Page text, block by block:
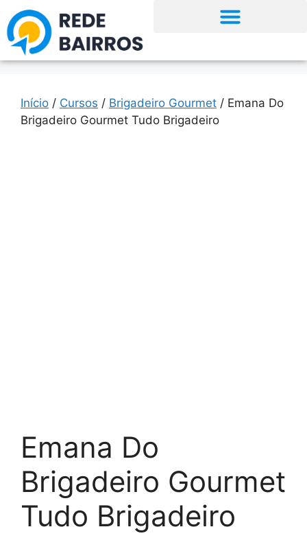
Início / Cursos / Brigadeiro Gourmet / Emana Do
Brigadeiro Gourmet Tudo Brigadeiro
Emana Do
Brigadeiro Gourmet
Tudo Brigadeiro